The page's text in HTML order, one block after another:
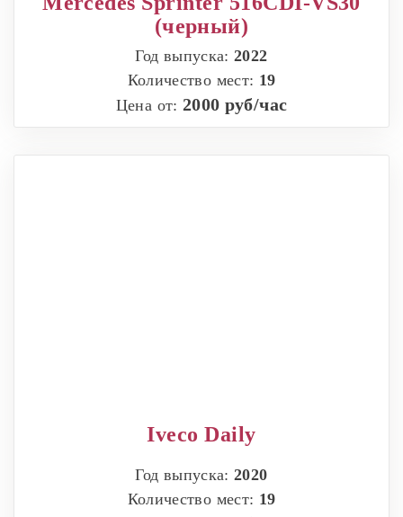
(черный)
Год выпуска:2022
Количество мест: 19
Цена от: 2000 руб/час
Iveco Daily
Год выпуска:2020
Количество мест: 19